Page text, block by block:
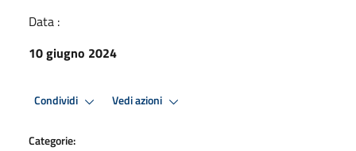
Data :
10 giugno 2024
Condividi Vedi azioni
Categorie: